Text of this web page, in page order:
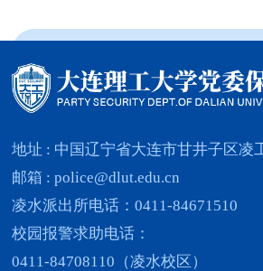
地址 : 中国辽宁省大连市甘井子区凌
邮箱 : police@dlut.edu.cn
凌水派出所电话：0411-84671510
校园报警求助电话：
0411-84708110（凌水校区）